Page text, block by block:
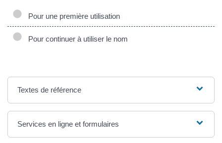
Pour une première utilisation
Pour continuer à utiliser le nom
Textes de référence
Services en ligne et formulaires